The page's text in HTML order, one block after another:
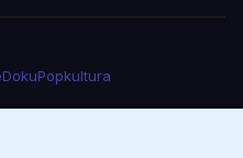
Popkultura